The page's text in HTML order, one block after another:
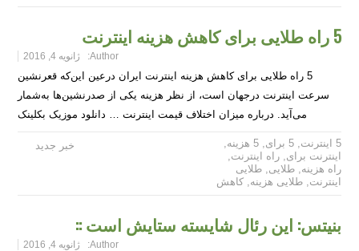
5 راه طلایی برای کاهش هزینه اینترنت
Author: ژانویه 4, 2016
5 راه طلایی برای کاهش هزینه اینترنت ایران درعین این‌که قعرنشین
سرعت اینترنت درجهان است، از نظر هزینه یکی از صدرنشین‌ها به‌شمار
می‌آید. درباره میزان اختلاف قیمت اینترنت … دانلود موزیک بکلینک
خبر جدید 5 اینترنت ,5 برای ,5 هزینه
,
اینترنت برای,راه اینترنت,
راه هزینه,طلایی,طلایی
اینترنت,طلایی هزینه,کاهش
بنیتس: این رئال شایسته ستایش است ::
Author: ژانویه 4, 2016